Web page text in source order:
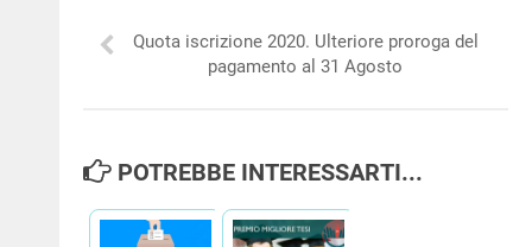
Quota iscrizione 2020. Ulteriore proroga del
pagamento al 31 Agosto
POTREBBE INTERESSARTI...